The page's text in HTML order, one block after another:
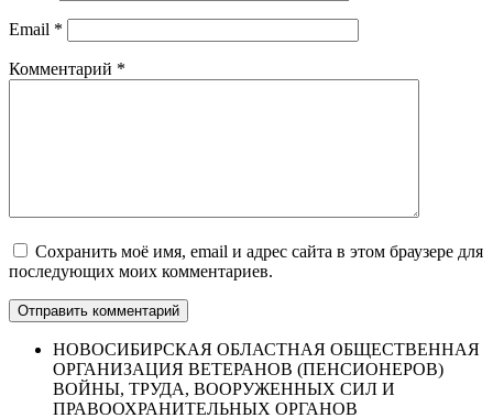
Email *
Комментарий *
Сохранить моё имя, email и адрес сайта в этом браузере для
последующих моих комментариев.
НОВОСИБИРСКАЯ ОБЛАСТНАЯ ОБЩЕСТВЕННАЯ
ОРГАНИЗАЦИЯ ВЕТЕРАНОВ (ПЕНСИОНЕРОВ)
ВОЙНЫ, ТРУДА, ВООРУЖЕННЫХ СИЛ И
ПРАВООХРАНИТЕЛЬНЫХ ОРГАНОВ